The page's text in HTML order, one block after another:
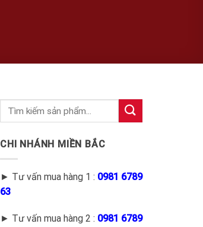
CHI NHÁNH MIỀN BẮC
► Tư vấn mua hàng 1 : 0981 6789
63
► Tư vấn mua hàng 2 : 0981 6789